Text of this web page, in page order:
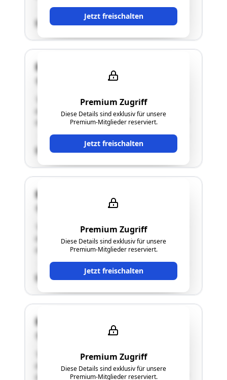
Jetzt freischalten
SCHÄTZWERT
Premium Zugriff
Diese Details sind exklusiv für unsere
Premium-Mitglieder reserviert.
Jetzt freischalten
Blumenweg EZ 1188
"Bei der gegenständlichen Liegenschaft handelt
es sich um einen Rohbau. Die Liegenschaft teilt
sich in ein Einfamilienhaus und in eine Garage."
SCHÄTZWERT
Premium Zugriff
Diese Details sind exklusiv für unsere
Premium-Mitglieder reserviert.
Jetzt freischalten
Blumenweg EZ 1189
"Bei der gegenständlichen Liegenschaft handelt
es sich um ein Baugrundstück mit einem
unfertigen Fundament."
SCHÄTZWERT
Premium Zugriff
Diese Details sind exklusiv für unsere
Premium-Mitglieder reserviert.
Blumenweg EZ 1188
"Bei der gegenständlichen Liegenschaft handelt
es sich um einen Rohbau. Die Liegenschaft teilt
sich in ein Einfamilienhaus und in eine Garage."